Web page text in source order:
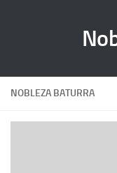
NOBLEZA BATURRA